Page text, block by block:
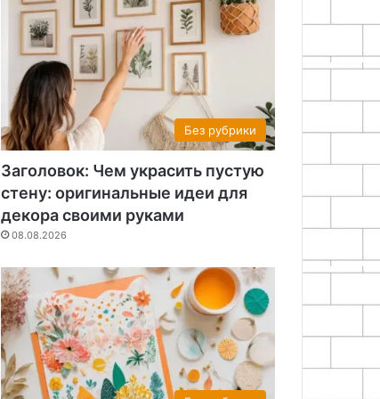
Полка-дерево своими руками: пошаговая инструкция
07.08.2026
Как обновить кухню без ремонта: бюджетные идеи декора Современный дизайн потолка: идеи, тренды и решения
Без рубрики
Заголовок: Чем украсить пустую
стену: оригинальные идеи для
декора своими руками
08.08.2026